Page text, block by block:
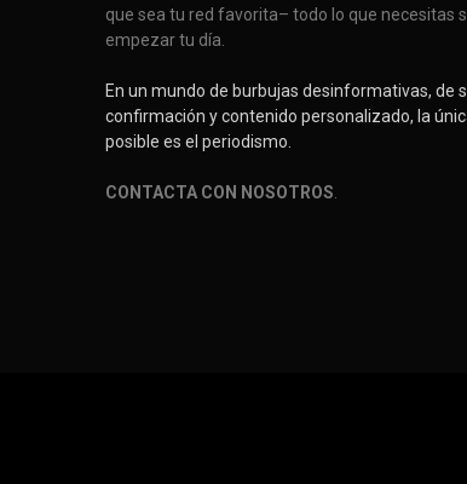
que sea tu red favorita– todo lo que necesitas
empezar tu día.
En un mundo de burbujas desinformativas, de
confirmación y contenido personalizado, la
posible es el periodismo.
CONTACTA CON NOSOTROS